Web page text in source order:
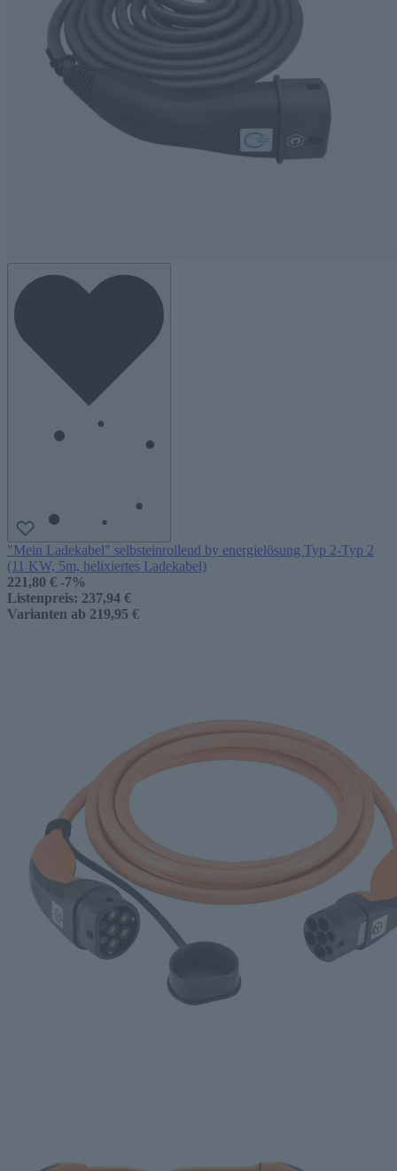
"Mein Ladekabel" selbsteinrollend by energielösung Typ 2-Typ 2
(11 KW, 5m, helixiertes Ladekabel)
221,80 € -7%
Listenpreis: 237,94 €
Varianten ab 219,95 €